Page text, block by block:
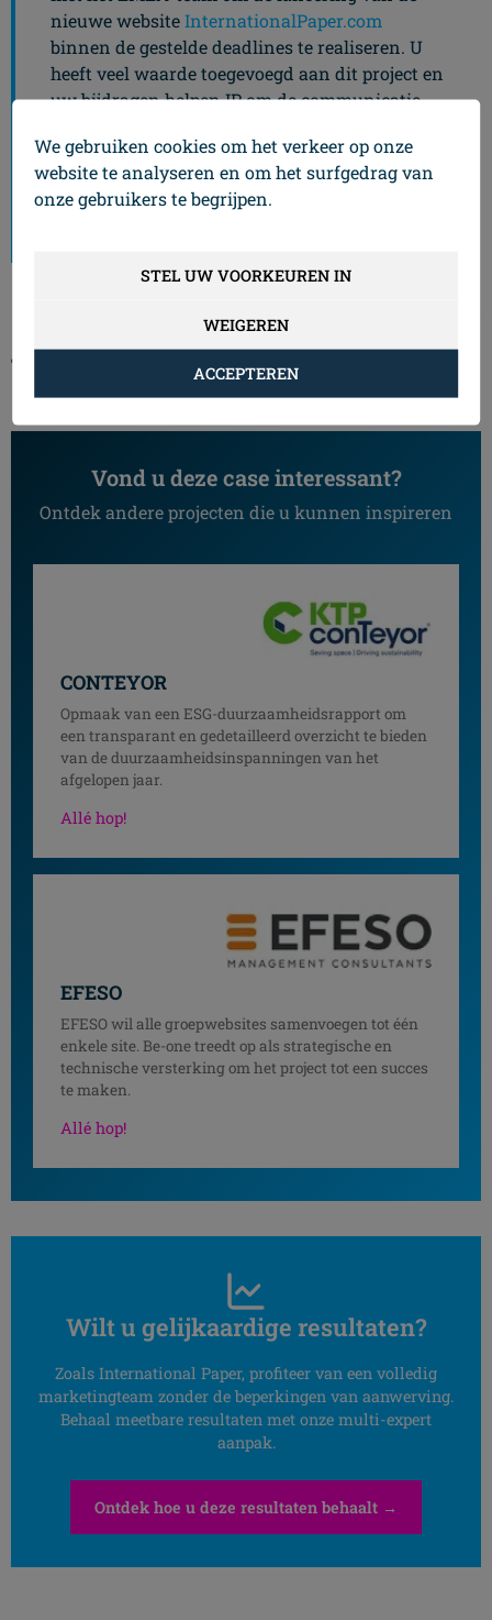
nieuwe websiteInternationalPaper.com
binnen de gestelde deadlines te realiseren. U
heeft veel waarde toegevoegd aan dit project en
uw bijdragen helpen IP om de communicatie
We zijn u dankbaar voor uw steun."
Andrea Lum - Communications Manager
Tag : Create
Vond u deze case interessant?
Ontdek andere projecten die u kunnen inspireren
CONTEYOR
Opmaak van een ESG-duurzaamheidsrapport om
een transparant en gedetailleerd overzicht te bieden
van de duurzaamheidsinspanningen van het
afgelopen jaar.
Allé hop!
EFESO
EFESO wil alle groepwebsites samenvoegen tot één
enkele site. Be-one treedt op als strategische en
technische versterking om het project tot een succes
te maken.
Allé hop!
Wilt u gelijkaardige resultaten?
Zoals International Paper, profiteer van een volledig
marketingteam zonder de beperkingen van aanwerving.
Behaal meetbare resultaten met onze multi-expert
aanpak.
Ontdek hoe u deze resultaten behaalt →
We gebruiken cookies om het verkeer op onze
website te analyseren en om het surfgedrag van
onze gebruikers te begrijpen.
STEL UW VOORKEUREN IN
WEIGEREN
ACCEPTEREN